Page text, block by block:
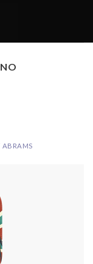
ABRAMS